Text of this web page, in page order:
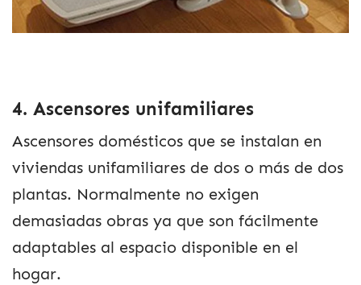
4. Ascensores unifamiliares
Ascensores domésticos que se instalan en
viviendas unifamiliares de dos o más de dos
plantas. Normalmente no exigen
demasiadas obras ya que son fácilmente
adaptables al espacio disponible en el
hogar.